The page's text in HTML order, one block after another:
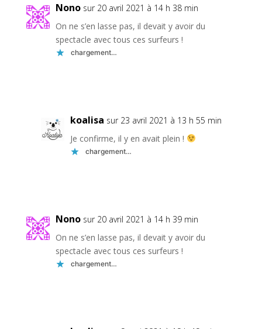
Nono sur 20 avril 2021 à 14 h 38 min
On ne s’en lasse pas, il devait y avoir du
spectacle avec tous ces surfeurs !
chargement…
koalisa sur 23 avril 2021 à 13 h 55 min
Je confirme, il y en avait plein !
chargement…
Nono sur 20 avril 2021 à 14 h 39 min
On ne s’en lasse pas, il devait y avoir du
spectacle avec tous ces surfeurs !
chargement…